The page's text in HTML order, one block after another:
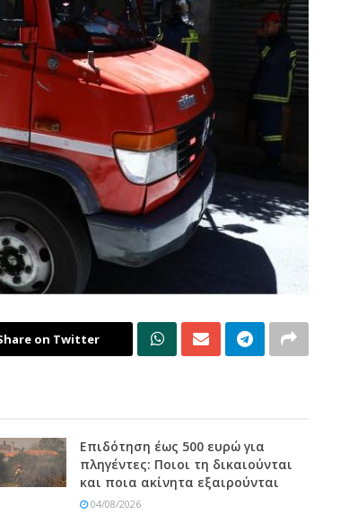
on Twitter
Επιδότηση έως 500 ευρώ για
πληγέντες: Ποιοι τη δικαιούνται
και ποια ακίνητα εξαιρούνται
04/08/2026